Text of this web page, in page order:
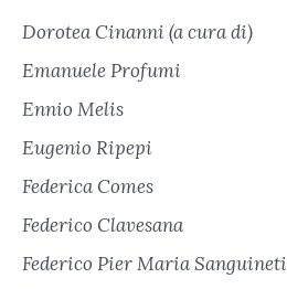
Dorotea Cinanni (a cura di)
Emanuele Profumi
Ennio Melis
Eugenio Ripepi
Federica Comes
Federico Clavesana
Federico Pier Maria Sanguineti